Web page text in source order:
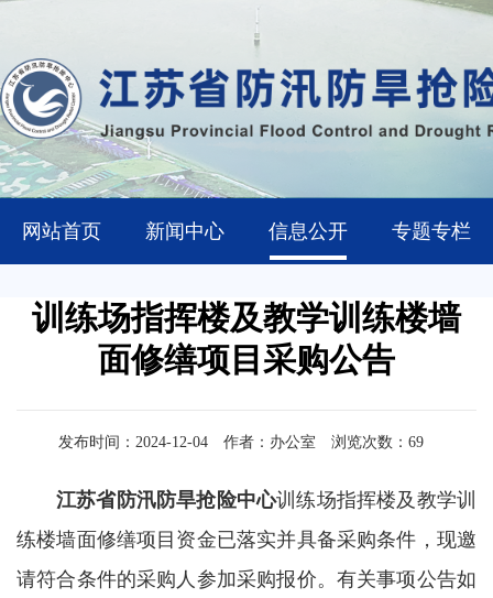
网站首页 新闻中心 信息公开 专题专栏
训练场指挥楼及教学训练楼墙
面修缮项目采购公告
发布时间：2024-12-04 作者：办公室 浏览次数： 69
江苏省防汛防旱抢险中心训练场指挥楼及教学训
练楼墙面修缮项目资金已落实并具备采购条件，现邀
请符合条件的采购人参加采购报价。有关事项公告如